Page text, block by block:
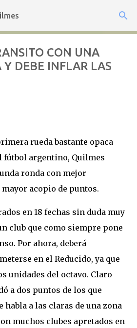
contenido principal
CON UNA
Y DEBE INFLAR LAS
rueda bastante opaca
fútbol argentino, Quilmes
ronda con mejor
acopio de puntos.
en 18 fechas sin duda muy
club que como siempre pone
Por ahora, deberá
en el Reducido, ya que
unidades del octavo. Claro
a dos puntos de los que
habla a las claras de una zona
muchos clubes apretados en